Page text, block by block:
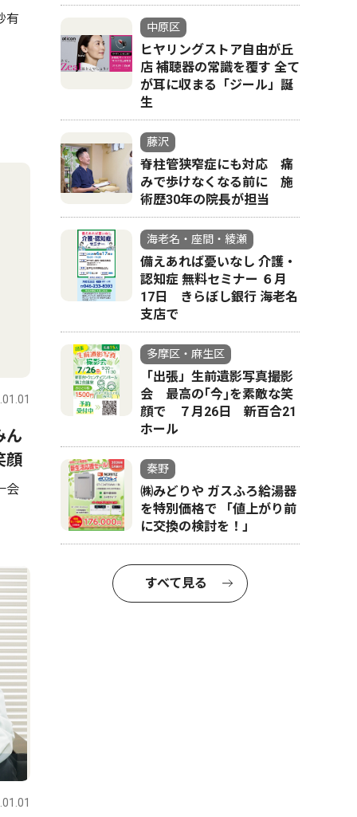
有
ん
顔
会
中原区
ヒヤリングストア自由が丘
店 補聴器の常識を覆す 全て
が耳に収まる「ジール」誕
生
藤沢
脊柱管狭窄症にも対応 痛
みで歩けなくなる前に 施
術歴30年の院長が担当
海老名・座間・綾瀬
備えあれば憂いなし 介護・
認知症 無料セミナー ６月
17日 きらぼし銀行 海老名
支店で
多摩区・麻生区
「出張」生前遺影写真撮影
会 最高の｢今｣を素敵な笑
顔で ７月26日 新百合21
ホール
秦野
㈱みどりや ガスふろ給湯器
を特別価格で 「値上がり前
に交換の検討を！」
すべて見る